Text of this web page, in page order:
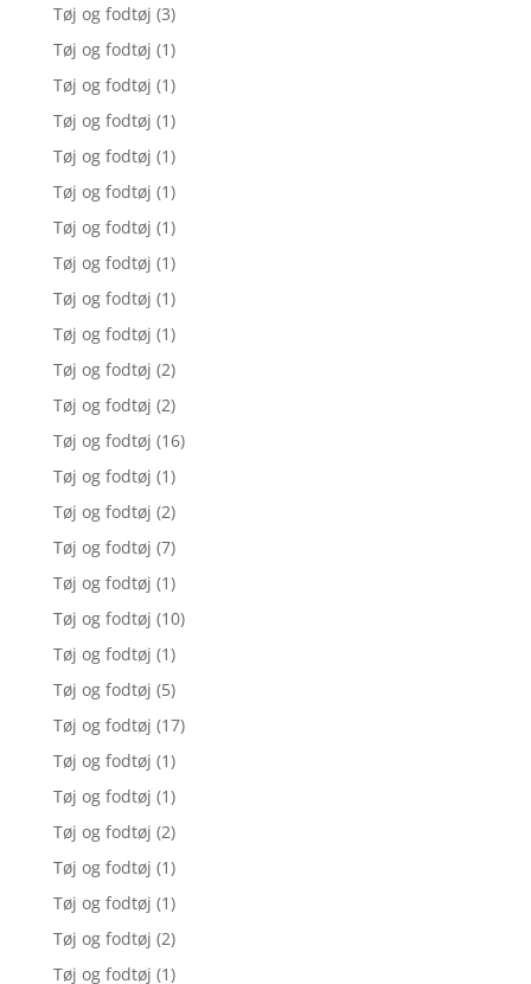
Tøj og fodtøj (3)
Tøj og fodtøj (1)
Tøj og fodtøj (1)
Tøj og fodtøj (1)
Tøj og fodtøj (1)
Tøj og fodtøj (1)
Tøj og fodtøj (1)
Tøj og fodtøj (1)
Tøj og fodtøj (1)
Tøj og fodtøj (1)
Tøj og fodtøj (2)
Tøj og fodtøj (2)
Tøj og fodtøj (16)
Tøj og fodtøj (1)
Tøj og fodtøj (2)
Tøj og fodtøj (7)
Tøj og fodtøj (1)
Tøj og fodtøj (10)
Tøj og fodtøj (1)
Tøj og fodtøj (5)
Tøj og fodtøj (17)
Tøj og fodtøj (1)
Tøj og fodtøj (1)
Tøj og fodtøj (2)
Tøj og fodtøj (1)
Tøj og fodtøj (1)
Tøj og fodtøj (2)
Tøj og fodtøj (1)